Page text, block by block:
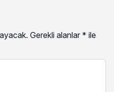
Gerekli alanlar * ile